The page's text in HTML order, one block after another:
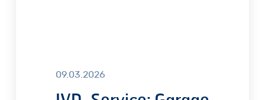
09.03.2026